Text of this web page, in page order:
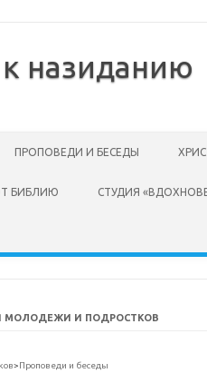
к назиданию
ПРОПОВЕДИ И БЕСЕДЫ
БИБЛИЮ СТУДИЯ
МОЛОДЕЖИ И ПОДРОСТКОВ
>Проповеди и беседы